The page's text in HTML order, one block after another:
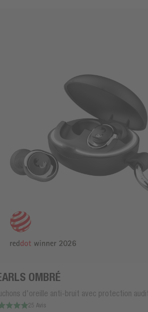
OMBRÉ
d'oreille anti-bruit avec protection
25 Avis